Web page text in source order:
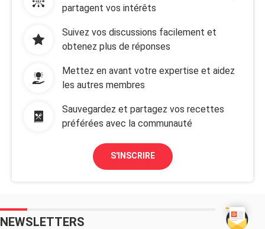
partagent vos intérêts
Suivez vos discussions facilement et
obtenez plus de réponses
Mettez en avant votre expertise et aidez
les autres membres
Sauvegardez et partagez vos recettes
préférées avec la communauté
S'INSCRIRE
NEWSLETTERS